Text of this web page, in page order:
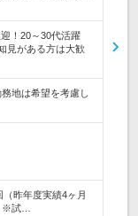
！20～30代活躍
見がある方は大歓
地は希望を考慮し
昨年度実績4ヶ月
※試…